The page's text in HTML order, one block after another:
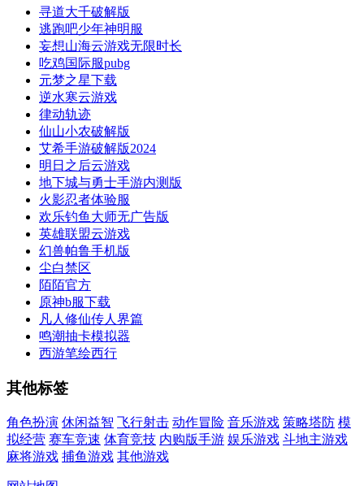
寻道大千破解版
逃跑吧少年神明服
妄想山海云游戏无限时长
吃鸡国际服pubg
元梦之星下载
逆水寒云游戏
律动轨迹
仙山小农破解版
艾希手游破解版2024
明日之后云游戏
地下城与勇士手游内测版
火影忍者体验服
欢乐钓鱼大师无广告版
英雄联盟云游戏
幻兽帕鲁手机版
尘白禁区
陌陌官方
原神b服下载
凡人修仙传人界篇
鸣潮抽卡模拟器
西游笔绘西行
其他标签
角色扮演 休闲益智 飞行射击 动作冒险 音乐游戏 策略塔防 模
拟经营 赛车竞速 体育竞技 内购版手游 娱乐游戏 斗地主游戏
麻将游戏 捕鱼游戏 其他游戏